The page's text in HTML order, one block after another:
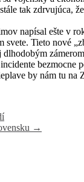
tak
napísal ešte v
Tieto nové
by nám tu na
→